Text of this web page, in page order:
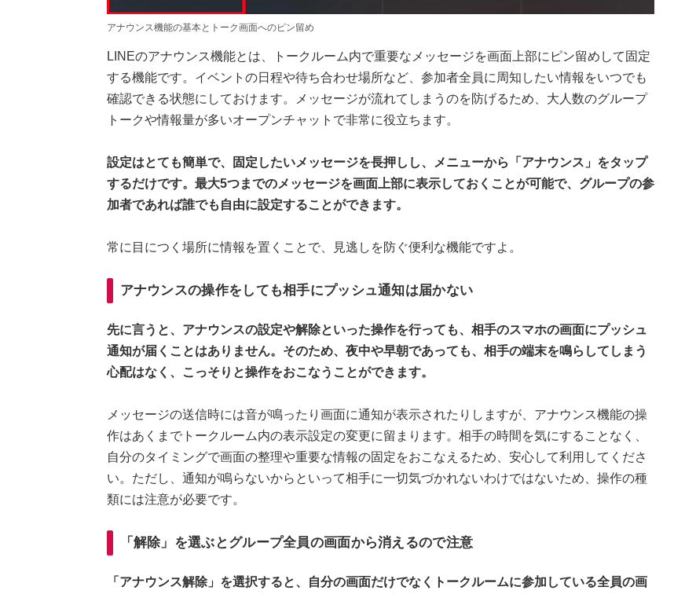
アナウンス機能の基本とトーク画面へのピン留め
LINEのアナウンス機能とは、トークルーム内で重要なメッセージを画面上部にピン留めして固定
する機能です。イベントの日程や待ち合わせ場所など、参加者全員に周知したい情報をいつでも
確認できる状態にしておけます。メッセージが流れてしまうのを防げるため、大人数のグループ
トークや情報量が多いオープンチャットで非常に役立ちます。
設定はとても簡単で、固定したいメッセージを長押しし、メニューから「アナウンス」をタップ
するだけです。最大5つまでのメッセージを画面上部に表示しておくことが可能で、グループの参
加者であれば誰でも自由に設定することができます。
常に目につく場所に情報を置くことで、見逃しを防ぐ便利な機能ですよ。
アナウンスの操作をしても相手にプッシュ通知は届かない
先に言うと、アナウンスの設定や解除といった操作を行っても、相手のスマホの画面にプッシュ
通知が届くことはありません。そのため、夜中や早朝であっても、相手の端末を鳴らしてしまう
心配はなく、こっそりと操作をおこなうことができます。
メッセージの送信時には音が鳴ったり画面に通知が表示されたりしますが、アナウンス機能の操
作はあくまでトークルーム内の表示設定の変更に留まります。相手の時間を気にすることなく、
自分のタイミングで画面の整理や重要な情報の固定をおこなえるため、安心して利用してくださ
い。ただし、通知が鳴らないからといって相手に一切気づかれないわけではないため、操作の種
類には注意が必要です。
「解除」を選ぶとグループ全員の画面から消えるので注意
「アナウンス解除」を選択すると、自分の画面だけでなくトークルームに参加している全員の画